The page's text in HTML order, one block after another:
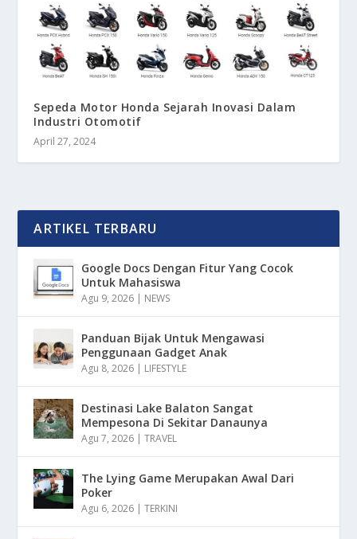
Sepeda Motor Honda Sejarah Inovasi Dalam
Industri Otomotif
April 27, 2024
ARTIKEL TERBARU
Google Docs Dengan Fitur Yang Cocok
Untuk Mahasiswa
Agu 9, 2026 | NEWS
Panduan Bijak Untuk Mengawasi
Penggunaan Gadget Anak
Agu 8, 2026 | LIFESTYLE
Destinasi Lake Balaton Sangat
Mempesona Di Sekitar Danaunya
Agu 7, 2026 |TRAVEL
The Lying Game Merupakan Awal Dari
Poker
Agu 6, 2026 |TERKINI